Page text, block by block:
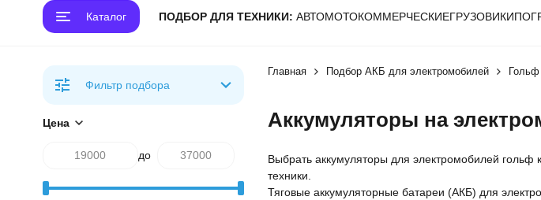
Каталог ПОДБОР ДЛЯ ТЕХНИКИ: АВТОМОТОКОММЕРЧЕСКИЕГРУЗОВИКИ
Главная Подбор АКБ для электромобилей
Аккумуляторы на
Выбрать аккумуляторы для электромобилей
техники.
Тяговые аккумуляторные батареи (АКБ) для
Фильтр подбора
Цена
до